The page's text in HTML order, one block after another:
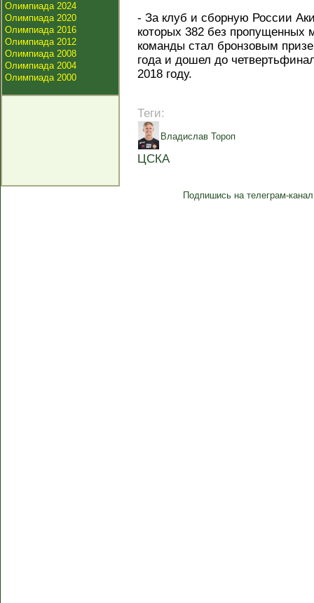
Олимпиада 2024
Олимпиада 2020
Олимпиада 2016
Олимпиада 2012
Олимпиада 2008
Олимпиада 2004
Олимпиада 2000
- За клуб и сборную России
которых 382 без пропущенных
команды стал бронзовым
года и дошел до
2018 году.
Теги:
Владислав Тороп
ЦСКА
Подпишись на телеграм-